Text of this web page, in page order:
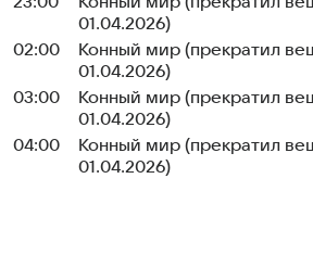
01.04.2026)
02:00
Конный мир (прекратил
01.04.2026)
03:00
Конный мир (прекратил
01.04.2026)
04:00
Конный мир (прекратил
01.04.2026)